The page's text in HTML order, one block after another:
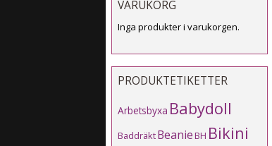
VARUKORG
Inga produkter i varukorgen.
PRODUKTETIKETTER
Arbetsbyxa Babydoll
BaddräktBeanieBH Bikini